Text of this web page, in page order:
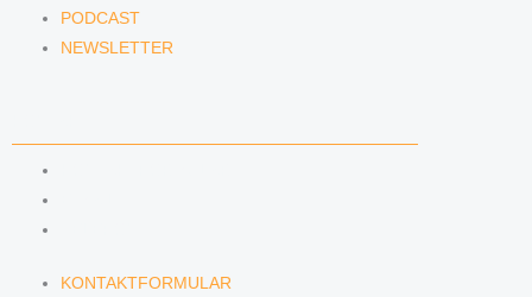
PODCAST
NEWSLETTER
KONTAKTFORMULAR